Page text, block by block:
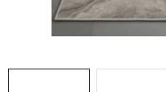
ZAHRADA
OSTATNÍ